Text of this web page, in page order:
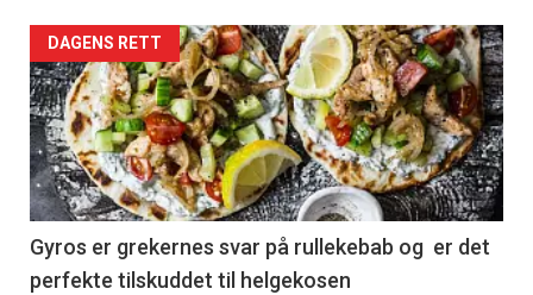
Forsiden
akkurat
nå
-
6
DAGENS RETT
Gyros er grekernes svar på rullekebab og er det
perfekte tilskuddet til helgekosen